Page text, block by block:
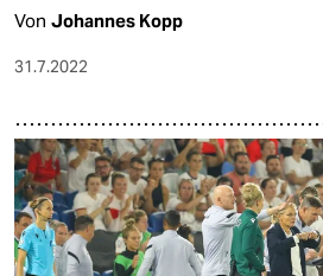
Von Johannes Kopp
31.7.2022